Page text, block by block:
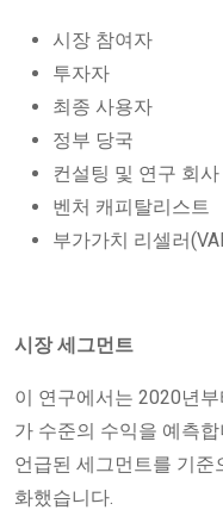
시장 참여자
투자자
최종 사용자
정부 당국
컨설팅 및 연구 회사
벤처 캐피탈리스트
부가가치 리셀러
시장 세그먼트
이 연구에서는 2020년
가 수준의 수익을 예측
언급된 세그먼트를 기준
화했습니다.